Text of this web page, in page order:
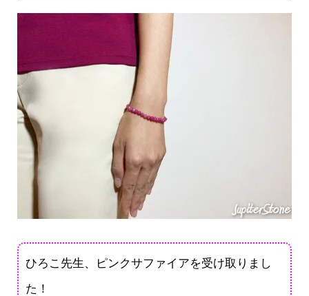
ひろこ先生、ピンクサファイアを受け取りまし
た！